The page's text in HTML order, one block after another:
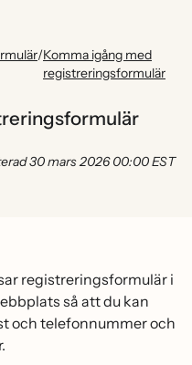
/Komma igång med
registreringsformulär
30 mars 2026 00:00 EST
registreringsformulär i
så att du kan
och telefonnummer och